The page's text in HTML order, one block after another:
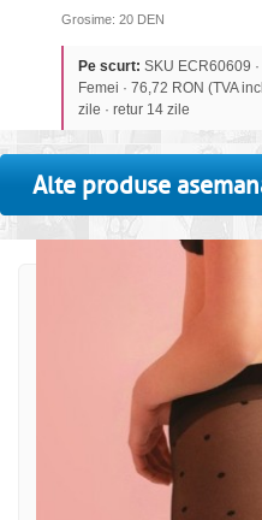
Grosime: 20 DEN
Pe scurt: SKU ECR60609
Femei · 76,72 RON (TVA
zile · retur 14 zile
Alte produse